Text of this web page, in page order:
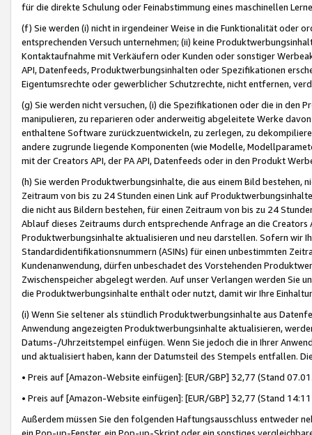
für die direkte Schulung oder Feinabstimmung eines maschinellen
(f) Sie werden (i) nicht in irgendeiner Weise in die Funktionalität oder
entsprechenden Versuch unternehmen; (ii) keine
Kontaktaufnahme mit Verkäufern oder Kunden oder sonstiger
API, Datenfeeds, Produktwerbungsinhalten oder Spezifikationen
Eigentumsrechte oder gewerblicher Schutzrechte, nicht entfernen,
(g) Sie werden nicht versuchen, (i) die Spezifikationen oder die in
manipulieren, zu reparieren oder anderweitig abgeleitete Werke
enthaltene Software zurückzuentwickeln, zu zerlegen, zu
andere zugrunde liegende Komponenten (wie Modelle,
mit der Creators API, der PA API, Datenfeeds oder in den Produkt
(h) Sie werden Produktwerbungsinhalte, die aus einem Bild bestehen,
Zeitraum von bis zu 24 Stunden einen Link auf
die nicht aus Bildern bestehen, für einen Zeitraum von bis zu 24
Ablauf dieses Zeitraums durch entsprechende Anfrage an die
Produktwerbungsinhalte aktualisieren und neu darstellen. Sofern wir
Standardidentifikationsnummern (ASINs) für einen unbestimmten
Kundenanwendung, dürfen unbeschadet des Vorstehenden
Zwischenspeicher abgelegt werden. Auf unser Verlangen werden Sie
die Produktwerbungsinhalte enthält oder nutzt, damit wir Ihre
(i) Wenn Sie seltener als stündlich Produktwerbungsinhalte aus
Anwendung angezeigten Produktwerbungsinhalte aktualisieren,
Datums-/Uhrzeitstempel einfügen. Wenn Sie jedoch die in Ihrer
und aktualisiert haben, kann der Datumsteil des Stempels entfallen.
• Preis auf [Amazon-Website einfügen]: [EUR/GBP] 32,77 (Stand
• Preis auf [Amazon-Website einfügen]: [EUR/GBP] 32,77 (Stand
Außerdem müssen Sie den folgenden Haftungsausschluss entweder
ein Pop-up-Fenster, ein Pop-up-Skript oder ein sonstiges